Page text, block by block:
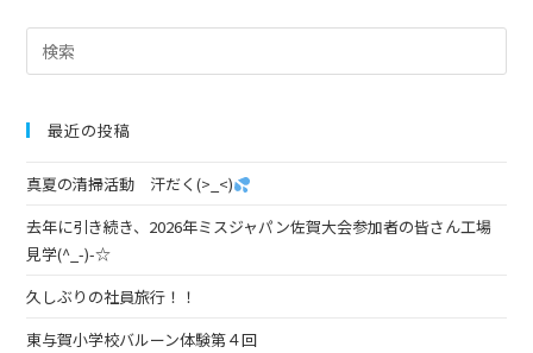
最近の投稿
真夏の清掃活動 汗だく(>_<)
去年に引き続き、2026年ミスジャパン佐賀大会参加者の皆さん工場
見学(^_-)-☆
久しぶりの社員旅行！！
東与賀小学校バルーン体験第４回